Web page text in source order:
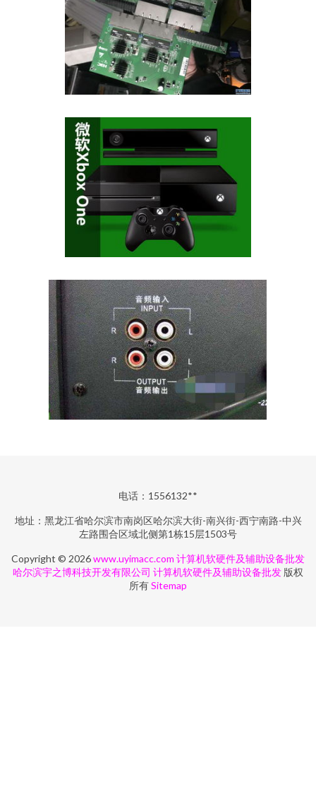
电话：1556132**
地址：黑龙江省哈尔滨市南岗区哈尔滨大街-南兴街-西宁南路-中兴
左路围合区域北侧第1栋15层1503号
Copyright © 2026www.uyimacc.com 计算机软硬件及辅助设备批发
哈尔滨宇之博科技开发有限公司 计算机软硬件及辅助设备批发 版权
所有Sitemap